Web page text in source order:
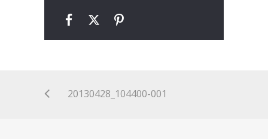
20130428_104400-001